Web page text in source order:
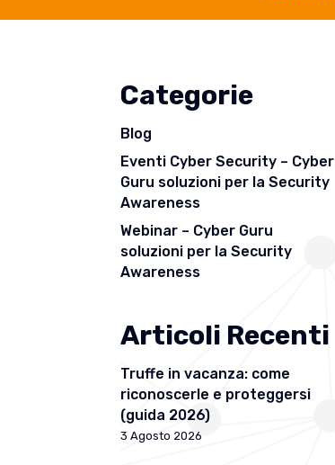
Categorie
Blog
Eventi Cyber Security – Cyber
Guru soluzioni per la Security
Awareness
Webinar – Cyber Guru
soluzioni per la Security
Awareness
Articoli Recenti
Truffe in vacanza: come
riconoscerle e proteggersi
(guida 2026)
3 Agosto 2026